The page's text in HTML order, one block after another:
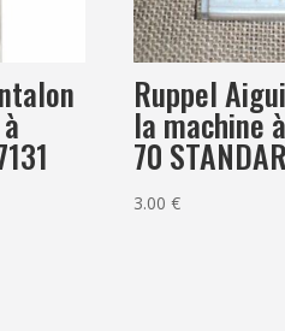
Ruppel
la machine
70
3.00€